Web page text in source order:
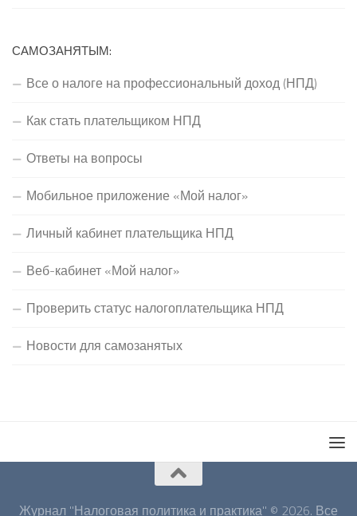
САМОЗАНЯТЫМ:
Все о налоге на профессиональный доход (НПД)
Как стать плательщиком НПД
Ответы на вопросы
Мобильное приложение «Мой налог»
Личный кабинет плательщика НПД
Веб-кабинет «Мой налог»
Проверить статус налогоплательщика НПД
Новости для самозанятых
Журнал "Налоговая политика и практика" © 2026. Все